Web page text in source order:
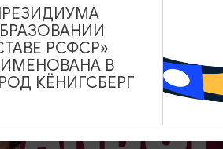
Калининградский областной музей
искусств
РСФСР»
В
КЁНИГСБЕРГ